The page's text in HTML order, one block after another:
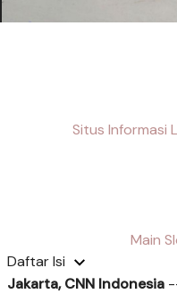
Situs Informasi
Main
Daftar Isi
Jakarta, CNN Indonesia